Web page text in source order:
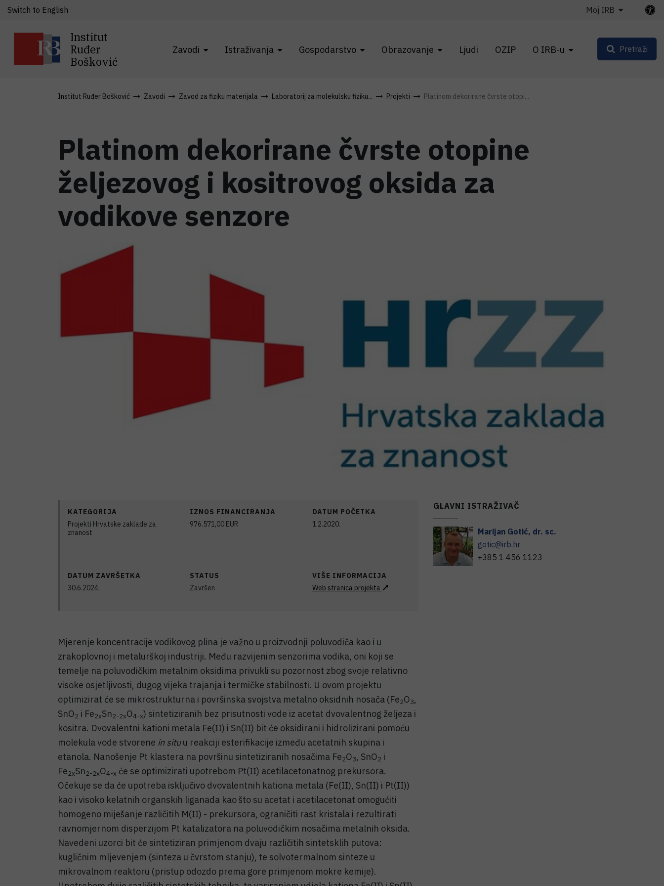
Institut
Ruđer
Bošković
Zavodi Istraživanja Gospodarstvo Obrazovanje Ljudi OZIP O IRB-u
Switch to English Moj IRB
Pretraži
Institut Ruđer Bošković Zavodi Zavod za fiziku materijala Laboratorij za molekulsku fiziku... Projekti Platinom dekorirane čvrste otopi...
Platinom dekorirane čvrste otopine
željezovog i kositrovog oksida za
vodikove senzore
KATEGORIJA
Projekti Hrvatske zaklade za
znanost
IZNOS FINANCIRANJA
976.571,00 EUR
DATUM POČETKA
1.2.2020.
DATUM ZAVRŠETKA
30.6.2024.
STATUS
Završen
VIŠE INFORMACIJA
Web stranica projekta
GLAVNI ISTRAŽIVAČ
Marijan Gotić, dr. sc.
gotic@irb.hr
+385 1 456 1123
Mjerenje koncentracije vodikovog plina je važno u proizvodnji poluvodiča kao i u
zrakoplovnoj i metalurškoj industriji. Među razvijenim senzorima vodika, oni koji se
temelje na poluvodičkim metalnim oksidima privukli su pozornost zbog svoje relativno
visoke osjetljivosti, dugog vijeka trajanja i termičke stabilnosti. U ovom projektu
optimizirat će se mikrostrukturna i površinska svojstva metalno oksidnih nosača (Fe2O3,
SnO2 i Fe2xSn2-2xO4-x) sintetiziranih bez prisutnosti vode iz acetat dvovalentnog željeza i
kositra. Dvovalentni kationi metala Fe(II) i Sn(II) bit će oksidirani i hidrolizirani pomoću
molekula vode stvorene in situu reakciji esterifikacije između acetatnih skupina i
etanola. Nanošenje Pt klastera na površinu sintetiziranih nosačima Fe2O3, SnO2 i
Fe2xSn2-2xO4-x će se optimizirati upotrebom Pt(II) acetilacetonatnog prekursora.
Očekuje se da će upotreba isključivo dvovalentnih kationa metala (Fe(II), Sn(II) i Pt(II))
kao i visoko kelatnih organskih liganada kao što su acetat i acetilacetonat omogućiti
homogeno miješanje različitih M(II) - prekursora, ograničiti rast kristala i rezultirati
ravnomjernom disperzijom Pt katalizatora na poluvodičkim nosačima metalnih oksida.
Navedeni uzorci bit će sintetiziran primjenom dvaju različitih sintetsklih putova:
kugličnim mljevenjem (sinteza u čvrstom stanju), te solvotermalnom sinteze u
mikrovalnom reaktoru (pristup odozdo prema gore primjenom mokre kemije).